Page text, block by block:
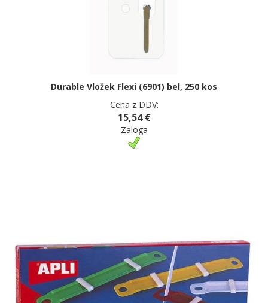
Durable Vložek Flexi (6901) bel, 250 kos
Cena z DDV:
15,54 €
Zaloga